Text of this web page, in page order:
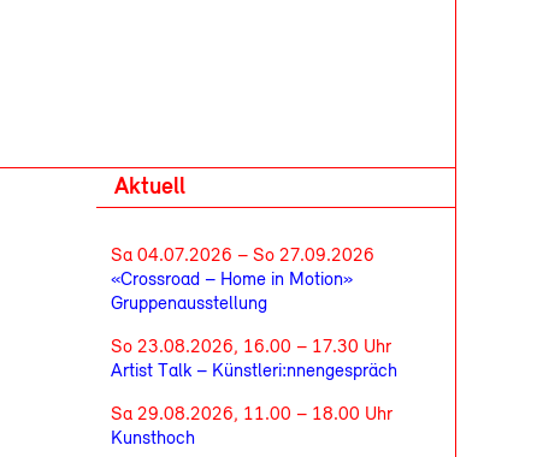
Aktuell
Sa 04.07.2026 – So 27.09.2026
«Crossroad – Home in Motion»
Gruppenausstellung
So 23.08.2026, 16.00 – 17.30 Uhr
Artist Talk – Künstleri:nnengespräch
Sa 29.08.2026, 11.00 – 18.00 Uhr
Kunsthoch